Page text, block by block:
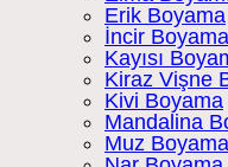
Erik Boyama
İncir Boyama
Kayısı
Kiraz Vişne
Kivi Boyama
Mandalina
Muz Boyama